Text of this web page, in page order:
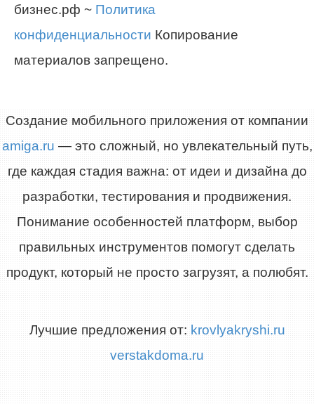
бизнес.рф ~ Политика
конфиденциальности Копирование
материалов запрещено.
Создание мобильного приложения от компании
amiga.ru — это сложный, но увлекательный путь,
где каждая стадия важна: от идеи и дизайна до
разработки, тестирования и продвижения.
Понимание особенностей платформ, выбор
правильных инструментов помогут сделать
продукт, который не просто загрузят, а полюбят.
Лучшие предложения от: krovlyakryshi.ru
verstakdoma.ru